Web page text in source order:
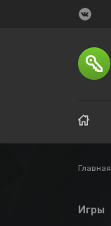
Главная
Игры